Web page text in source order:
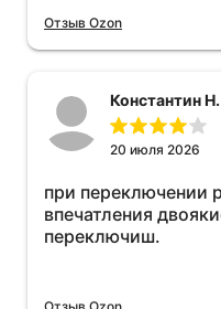
Отзыв Ozon
Константин Н.
20 июля 2026
при переключении
впечатления
переключиш.